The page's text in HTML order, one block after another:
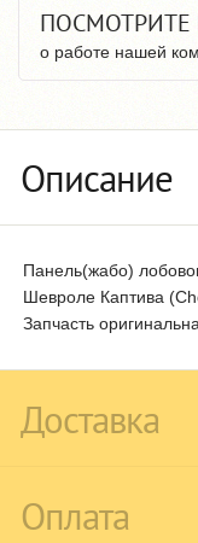
ПОСМОТРИТЕ
о работе нашей
Описание
Панель(жабо)
Шевроле Каптива
Запчасть
Доставка
Оплата